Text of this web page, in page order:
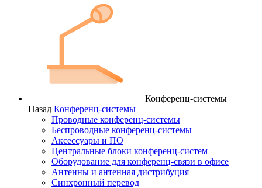
Конференц-системы
Назад Конференц-системы
Проводные конференц-системы
Беспроводные конференц-системы
Аксессуары и ПО
Центральные блоки конференц-систем
Оборудование для конференц-связи в офисе
Антенны и антенная дистрибуция
Синхронный перевод